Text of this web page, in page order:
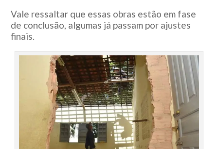
Vale ressaltar que essas obras estão em fase
de conclusão, algumas já passam por ajustes
finais.